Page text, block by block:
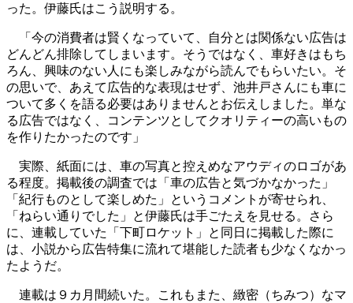
った。伊藤氏はこう説明する。
「今の消費者は賢くなっていて、自分とは関係ない広告は
どんどん排除してしまいます。そうではなく、車好きはもち
ろん、興味のない人にも楽しみながら読んでもらいたい。そ
の思いで、あえて広告的な表現はせず、池井戸さんにも車に
ついて多くを語る必要はありませんとお伝えしました。単な
る広告ではなく、コンテンツとしてクオリティーの高いもの
を作りたかったのです」
実際、紙面には、車の写真と控えめなアウディのロゴがあ
る程度。掲載後の調査では「車の広告と気づかなかった」
「紀行ものとして楽しめた」というコメントが寄せられ、
「ねらい通りでした」と伊藤氏は手ごたえを見せる。さら
に、連載していた「下町ロケット」と同日に掲載した際に
は、小説から広告特集に流れて堪能した読者も少なくなかっ
たようだ。
連載は９カ月間続いた。これもまた、緻密（ちみつ）なマ